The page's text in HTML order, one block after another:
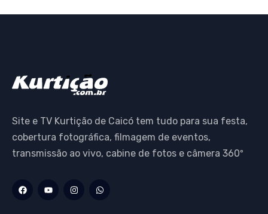
Site e TV Kurtição de Caicó tem tudo para sua festa,
cobertura fotográfica, filmagem de eventos,
transmissão ao vivo, cabine de fotos e câmera 360º